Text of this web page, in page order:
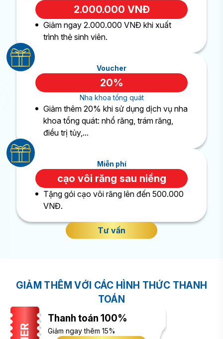
2.000.000 VNĐ
Giảm ngay 2.000.000 VNĐ khi xuất
trình thẻ sinh viên.
Voucher
20%
Nha khoa tổng quát
Giảm thêm 20% khi sử dụng dịch vụ nha
khoa tổng quát: nhổ răng, trám răng,
điều trị tủy,...
Miễn phí
cạo vôi răng sau niềng
Tặng gói cạo vôi răng lên đến 500.000
VNĐ.
Tư vấn
GIẢM THÊM VỚI CÁC HÌNH THỨC THANH
TOÁN
Thanh toán 100%
Giảm ngay thêm 15%